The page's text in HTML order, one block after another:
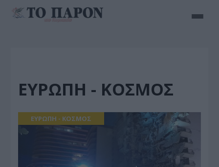
ΕΥΡΩΠΗ - ΚΟΣΜΟΣ
ΕΥΡΩΠΗ - ΚΟΣΜΟΣ